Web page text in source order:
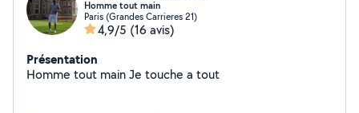
Homme tout main
Paris (Grandes Carrieres 21)
4,9/5 (16 avis)
Présentation
Homme tout main Je touche a tout